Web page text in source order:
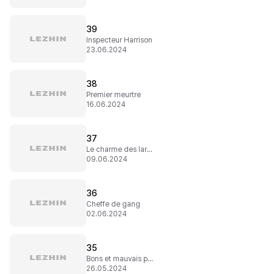
39
Inspecteur Harrison
23.06.2024
38
Premier meurtre
16.06.2024
37
Le charme des larmes
09.06.2024
36
Cheffe de gang
02.06.2024
35
Bons et mauvais personnages
26.05.2024